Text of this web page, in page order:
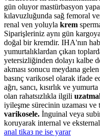
gün oluyor mastürbasyon
kılavuzluğunda sağ femoral
renal ven yoluyla krem
Siparişleriniz aynı gün
doğal bir kremdir. IHA'nın
yumurtalıklardan çıkan
yetersizliğinden dolayı kalbe
akması sonucu meydana gelen
basınç varikosel olarak ifade
ağrı, sancı, kısırlık ve
olan rahatsızlıkla ilgili
iyileşme sürecinin uzaması ve
varikosele. İnguinal veya
koruyarak internal ve
anal tikaз ne ise yarar